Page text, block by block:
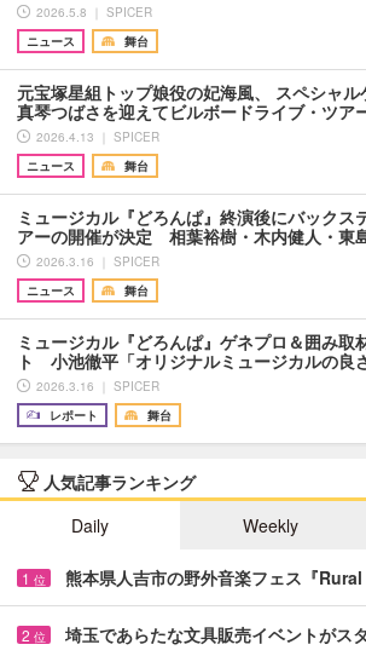
2026.5.8 ｜ SPICER
ニュース
舞台
元宝塚星組トップ娘役の妃海風、 スペシャル
真琴つばさを迎えてビルボードライブ・ツア
2026.4.13 ｜ SPICER
ニュース
舞台
ミュージカル『どろんぱ』終演後にバックス
アーの開催が決定 相葉裕樹・木内健人・東
2026.3.16 ｜ SPICER
ニュース
舞台
ミュージカル『どろんぱ』ゲネプロ＆囲み取
ト 小池徹平「オリジナルミュージカルの良
2026.3.16 ｜ SPICER
レポート
舞台
人気記事ランキング
Daily
Weekly
1 位 熊本県人吉市の野外音楽フェス『
2 位 埼玉であらたな文具販売イベントが